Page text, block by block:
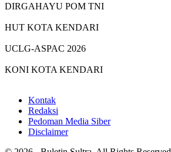
DIRGAHAYU POM TNI
HUT KOTA KENDARI
UCLG-ASPAC 2026
KONI KOTA KENDARI
Kontak
Redaksi
Pedoman Media Siber
Disclaimer